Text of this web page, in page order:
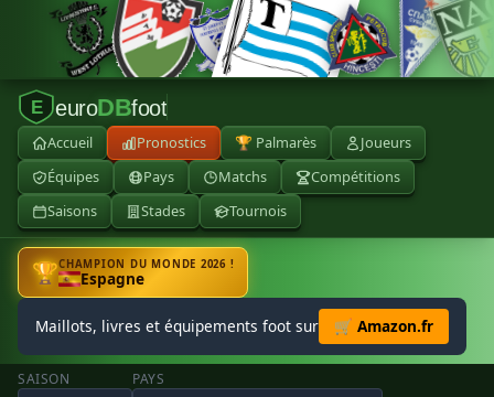
E euroDBfoot
Accueil Pronostics 🏆 Palmarès
Joueurs
Équipes
Pays Matchs
Compétitions
Saisons
Stades Tournois
🏆CHAMPION DU MONDE 2026 !
Espagne
Maillots, livres et équipements foot sur 🛒 Amazon.fr
SAISON PAYS